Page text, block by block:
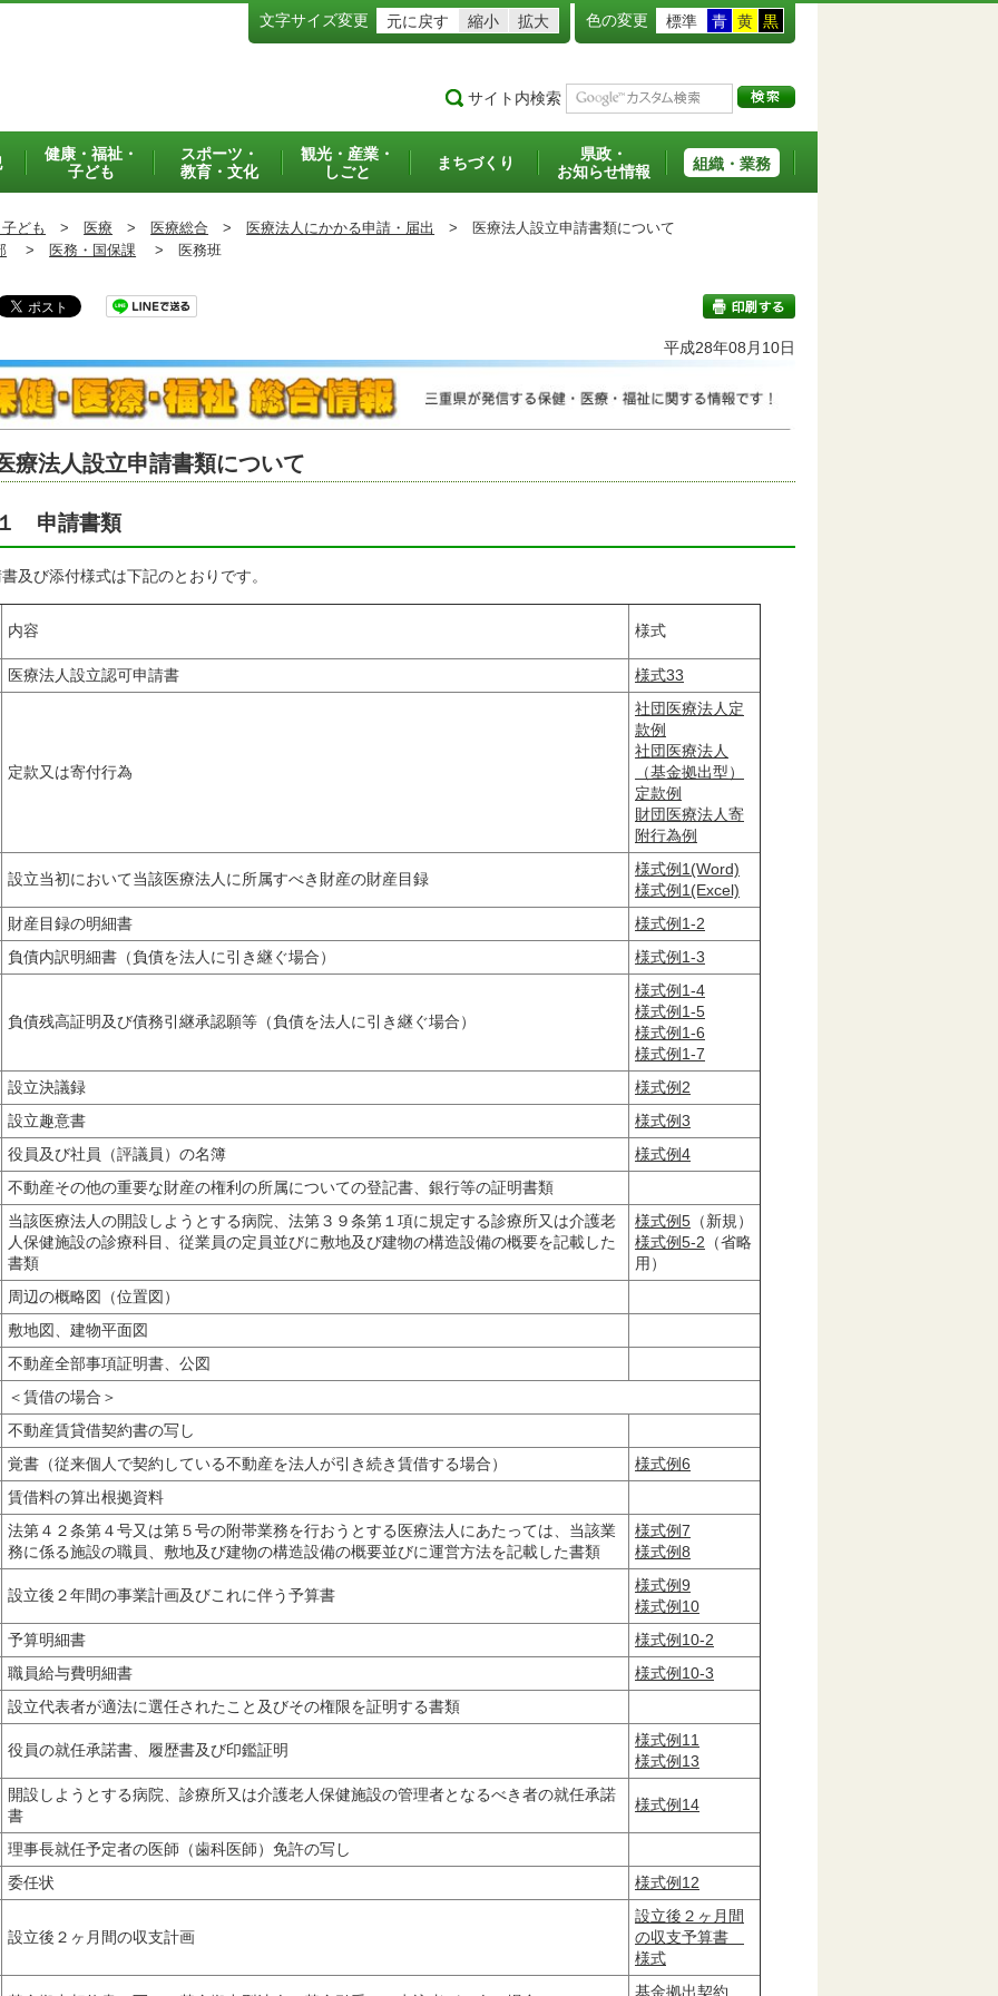
文字サイズ変更 元に戻す 縮小 拡大 色の変更 標準 青 黄 黒
サイト内検索
健康・福祉・
子ども
スポーツ・
教育・文化
観光・産業・
しごと
まちづくり
県政・
お知らせ情報
組織・業務
ども > 医療 > 医療総合 > 医療法人にかかる申請・届出 > 医療法人設立申請書類について
> 医務・国保課 > 医務班
印刷する
平成28年08月10日
療法人設立申請書類について
１ 申請書類
及び添付様式は下記のとおりです。
内容 様式
医療法人設立認可申請書 様式33
定款又は寄付行為
社団医療法人定
款例
社団医療法人
（基金拠出型）
定款例
財団医療法人寄
附行為例
設立当初において当該医療法人に所属すべき財産の財産目録
様式例1(Word)
様式例1(Excel)
財産目録の明細書
様式例1-2
負債内訳明細書（負債を法人に引き継ぐ場合）
様式例1-3
負債残高証明及び債務引継承認願等（負債を法人に引き継ぐ場合）
様式例1-4
様式例1-5
様式例1-6
様式例1-7
設立決議録
様式例2
設立趣意書
様式例3
役員及び社員（評議員）の名簿
様式例4
不動産その他の重要な財産の権利の所属についての登記書、銀行等の証明書類
当該医療法人の開設しようとする病院、法第３９条第１項に規定する診療所又は介護老
人保健施設の診療科目、従業員の定員並びに敷地及び建物の構造設備の概要を記載した
書類
様式例5 （新規）
様式例5-2 （省略
用）
周辺の概略図（位置図）
敷地図、建物平面図
不動産全部事項証明書、公図
＜賃借の場合＞
不動産賃貸借契約書の写し
覚書（従来個人で契約している不動産を法人が引き続き賃借する場合）
様式例6
賃借料の算出根拠資料
法第４２条第４号又は第５号の附帯業務を行おうとする医療法人にあたっては、当該業
務に係る施設の職員、敷地及び建物の構造設備の概要並びに運営方法を記載した書類
様式例7
様式例8
設立後２年間の事業計画及びこれに伴う予算書
様式例9
様式例10
予算明細書
様式例10-2
職員給与費明細書
様式例10-3
設立代表者が適法に選任されたこと及びその権限を証明する書類
役員の就任承諾書、履歴書及び印鑑証明
様式例11
様式例13
開設しようとする病院、診療所又は介護老人保健施設の管理者となるべき者の就任承諾
書
様式例14
理事長就任予定者の医師（歯科医師）免許の写し
委任状 様式例12
設立後２ヶ月間の収支計画
設立後２ヶ月間
の収支予算書
様式
基金拠出契約